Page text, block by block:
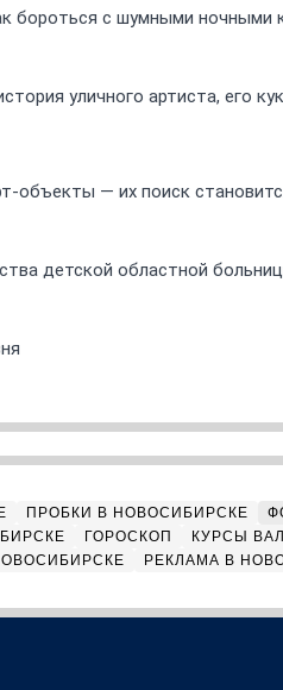
бороться с шумными ночными
уличного артиста, его
объекты — их поиск
детской областной
ПРОБКИ В НОВОСИБИРСКЕ
ГОРОСКОП
КУРСЫ
РЕКЛАМА В